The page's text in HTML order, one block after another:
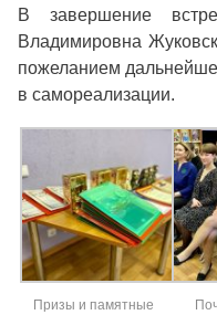
В завершение
Владимировна
пожеланием
в самореализации.
Призы и памятные